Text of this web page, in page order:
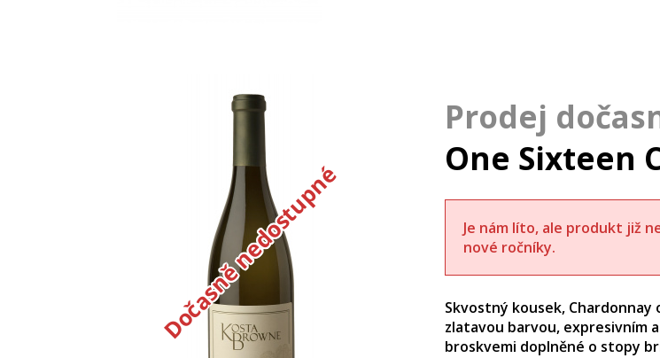
Dočasně nedostupné
One Sixteen
Je nám líto, ale produkt již
nové ročníky.
Skvostný kousek,
zlatavou barvou, expresivním
broskvemi doplněné o stopy